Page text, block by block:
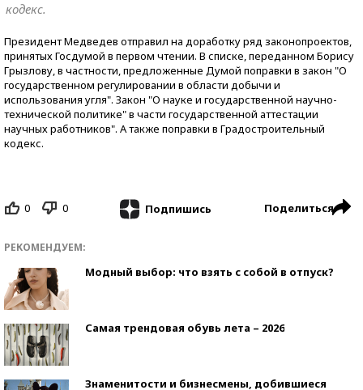
кодекс.
Президент Медведев отправил на доработку ряд законопроектов,
принятых Госдумой в первом чтении. В списке, переданном Борису
Грызлову, в частности, предложенные Думой поправки в закон "О
государственном регулировании в области добычи и
использования угля". Закон "О науке и государственной научно-
технической политике" в части государственной аттестации
научных работников". А также поправки в Градостроительный
кодекс.
0 0 Подпишись Поделиться
РЕКОМЕНДУЕМ:
Модный выбор: что взять с собой в отпуск?
Самая трендовая обувь лета – 2026
Знаменитости и бизнесмены, добившиеся